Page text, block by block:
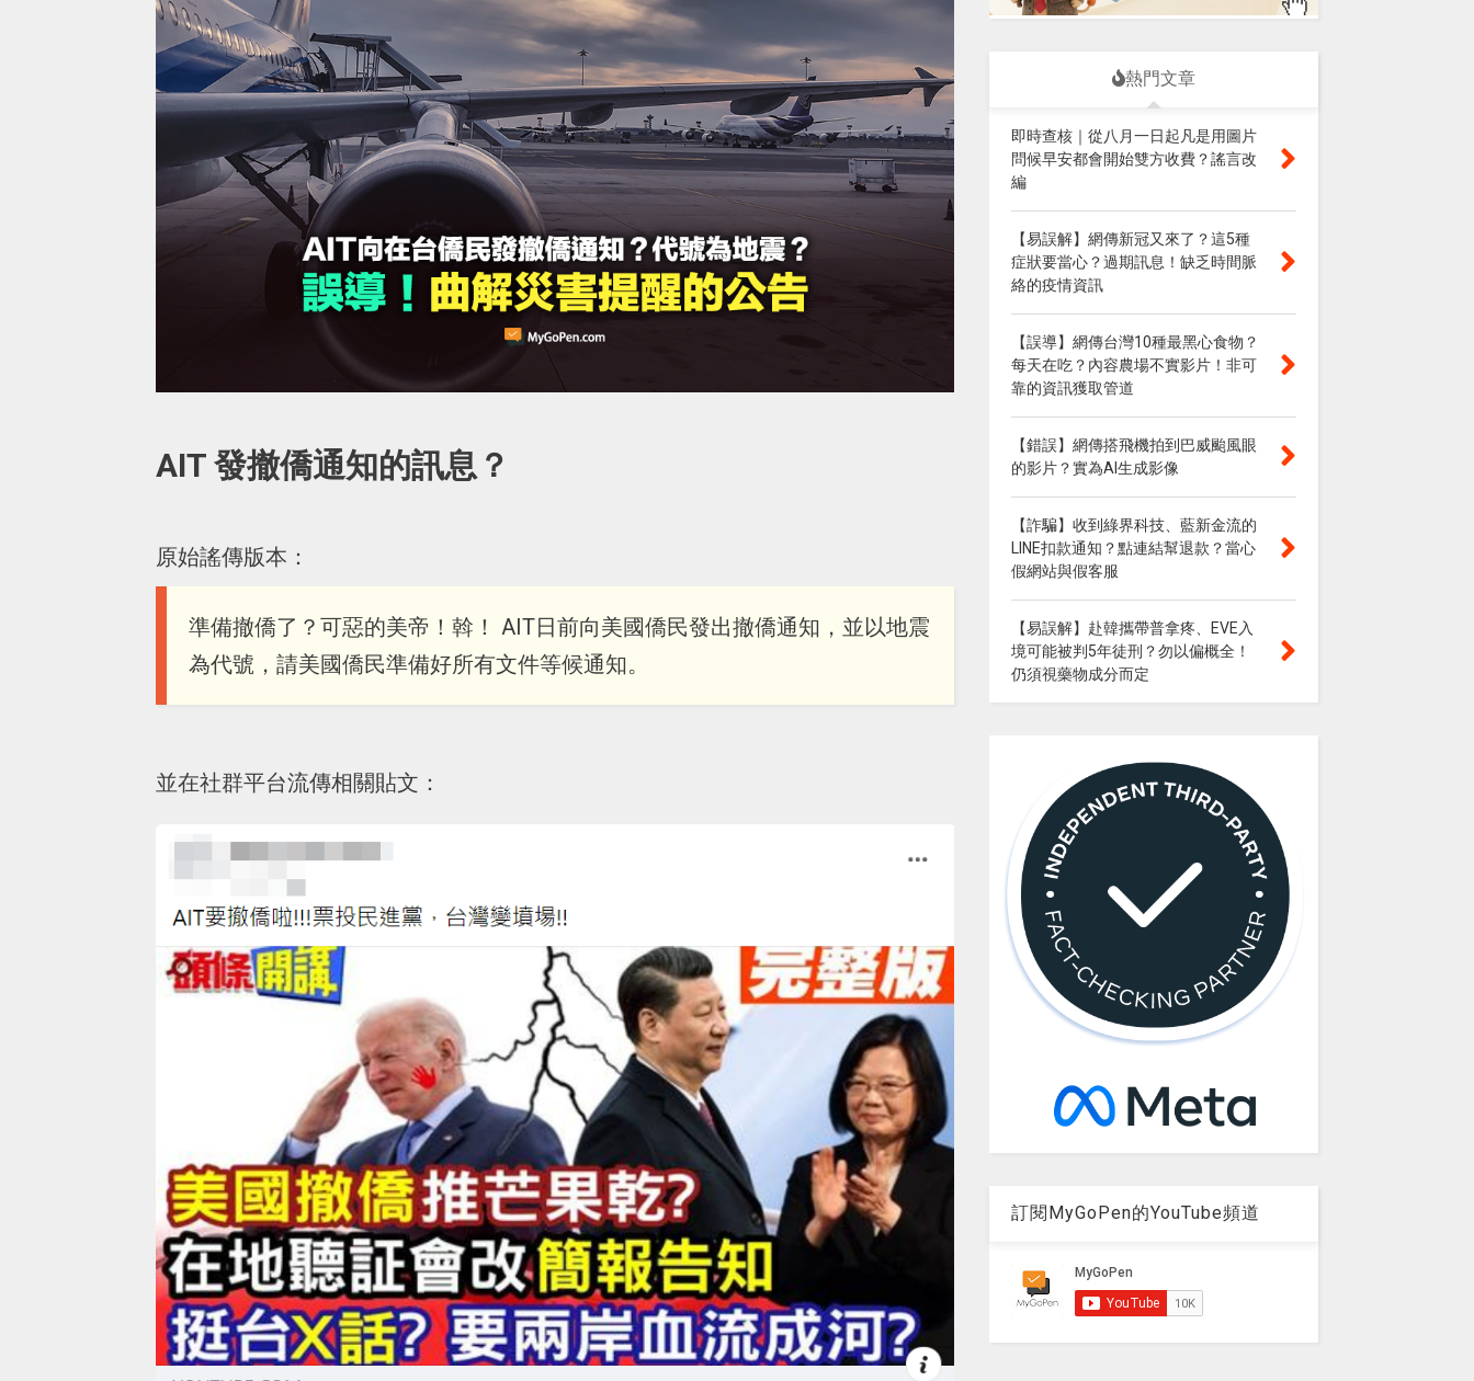
AIT 發撤僑通知的訊息？
原始謠傳版本：
準備撤僑了？可惡的美帝！斡！ AIT日前向美國僑民發出撤僑通知，並以地震
為代號，請美國僑民準備好所有文件等候通知。
並在社群平台流傳相關貼文：
熱門文章
即時查核｜從八月一日起凡是用圖片
問候早安都會開始雙方收費？謠言改
編
【易誤解】網傳新冠又來了？這5種
症狀要當心？過期訊息！缺乏時間脈
絡的疫情資訊
【誤導】網傳台灣10種最黑心食物？
每天在吃？內容農場不實影片！非可
靠的資訊獲取管道
【錯誤】網傳搭飛機拍到巴威颱風眼
的影片？實為AI生成影像
【詐騙】收到綠界科技、藍新金流的
LINE扣款通知？點連結幫退款？當心
假網站與假客服
【易誤解】赴韓攜帶普拿疼、EVE入
境可能被判5年徒刑？勿以偏概全！
仍須視藥物成分而定
訂閱MyGoPen的YouTube頻道